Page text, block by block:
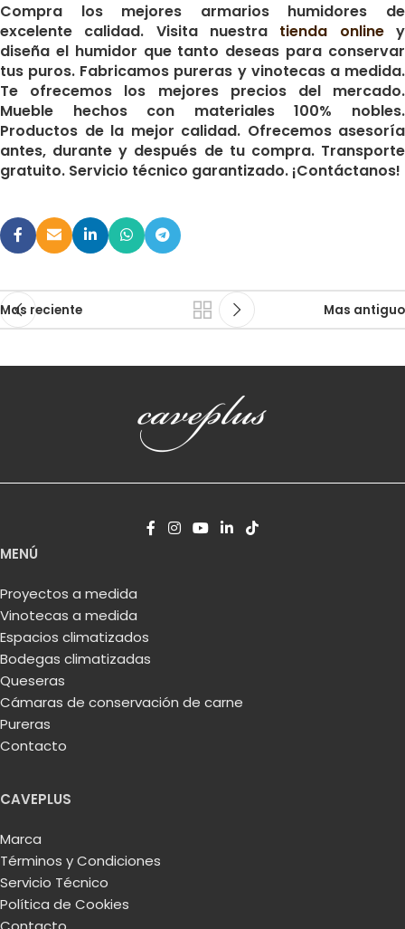
Compra los mejores armarios humidores de
excelente calidad. Visita nuestra tienda onliney
diseña el humidor que tanto deseas para conservar
tus puros. Fabricamos pureras y vinotecas a medida.
Te ofrecemos los mejores precios del mercado.
Mueble hechos con materiales 100% nobles.
Productos de la mejor calidad. Ofrecemos asesoría
antes, durante y después de tu compra. Transporte
gratuito. Servicio técnico garantizado. ¡Contáctanos!
Mas reciente Mas antiguo
MENÚ
Proyectos a medida
Vinotecas a medida
Espacios climatizados
Bodegas climatizadas
Queseras
Cámaras de conservación de carne
Pureras
Contacto
CAVEPLUS
Marca
Términos y Condiciones
Servicio Técnico
Política de Cookies